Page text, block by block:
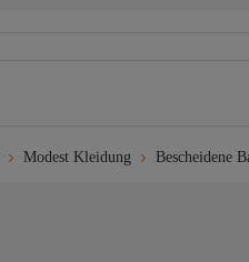
Modest Kleidung Bescheidene